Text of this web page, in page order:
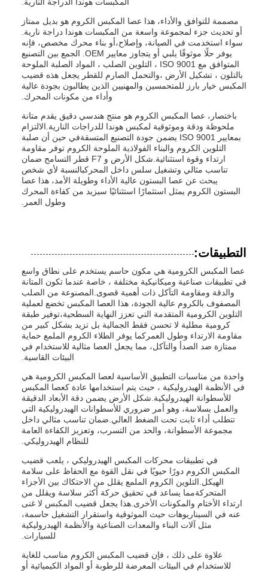
مصممة للتوافق والأداء، هذا عصا المكبس الكروم هو بديل ممتاز
أو تحديث جزء لمجموعة واسعة من المكبسات هوندا دراجة نارية.
سواء استخدمت في الصيانة، وإصلاح،أو بناء محرك مخصص، فإنه
يوفر حلًا موثوقًا يلبي أو يتجاوز معايير OEM. الجمع بين التصنيع
المتوافق مع ISO 9001 ، التلوين الصلب ، المواد الصلبة الملوحة
بالتلون ، تشكيل الأرض ،والتحمل الصارم للقطر يجعل هذه قضيب
المكبس خيار بارز للمتحمسين والمهنيين الذين يطالبون بجودة عالية
وأداء من مكونات المحرك.
باختصار، عصا المكبس الكروم هو منتج هندسي دقيق يقدم متانة
ملحوظة ودقة وموثوقية لمكبس هوندا للدراجات النارية.الالتزام
بمعايير ISO 9001 يضمن جودة التصنيع المتسقةفي حين أن صلبة
التلوين الكروم والبناء الفولاذية الملوحة الكروم توفر مقاومة
ارتداء وقوة استثنائية.شكل الأرض و F7 قطر التسامح ضمان
تناسب مثالي وتشغيل سلس داخل المحركبالنسبة لأي شخص
يبحث عن عصا البستون عالية الأداء وطويلة الأمد، هذا عصا
البستون الكروم يمثل استثمارًا استثنائيًا سيزيد من كفاءة المحرك
وطول العمر.
التطبيقات:
عصا المكبس الكرومية هي مكون حاسم يستخدم على نطاق واسع
في تطبيقات صناعية وميكانيكية مختلفة ، خاصة عندما تكون المتانة
والدقة ومقاومة التآكل ذات أهمية قصوى.المصنوعة من الصلب
المصفوف بالكروم عالية الجودة، هذا العصا المكبس تخضع لعملية
التلوين الكرومية المتقدمة التي تعزز النهاية السطحية،توفير طبقة
كرومية مطلية لا تحسن فقط الجمالية بل تزيد بشكل كبير من
مقاومة الارتداء وطول العمركما يوفر الطلاء الكروم الملمع حماية
ممتازة ضد الصدأ والتآكل، مما يجعل العصا مثالية للاستخدام في
البيئات القاسية.
واحدة من مناسبات التطبيق الأساسية لعصا المكبس الكرومية هي
في الأنظمة الهيدروليكية ، حيث يتم استخدامها عادة كعصا المكبس
للأسطوانة الهيدروليكية.شكل الأرض يضمن دقة الأبعاد الدقيقة
والعمل بسلاسة، وهو أمر ضروري للأسطوانات الهيدروليكية التي
تتطلب أداء ثابت تحت الضغط العالي.ضمان تناسب مثالي داخل
مجموعة الأسطوانة، والحد من التسرب، وتعزيز الكفاءة العامة
للنظام الهيدروليكي.
في تطبيقات محركات المكبس الهيدروليكي ، يلعب قضيب
المكبس الكروم دورًا حيويًا في نقل القوة مع الحفاظ على سلامة
الهيكل.التلوين الكروم الملمع يقلل من الاحتكاك بين الأجزاء
المتحركةمما يساعد في تحقيق حركة أكثر سلاسة ويقلل من
ارتداء الأختام والمكونات الأخرى.هذا يجعل قضيب المكبس لا غنى
عنه في السيناريوهات حيث الموثوقية واستقرار التشغيل حاسمة،
مثل آلات البناء والمعدات الصناعية والأنظمة الهيدروليكية
للسيارات.
علاوة على ذلك ، فإن قضيب المكبس الكروم مناسب للغاية
للاستخدام في البيئات المعرضة للرطوبة أو المواد الكيميائية أو